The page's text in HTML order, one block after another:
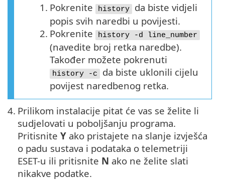
1. Pokrenite history
da biste vidjeli
popis svih naredbi u povijesti.
2. Pokrenite history -d line_number
(navedite broj retka naredbe).
Također možete pokrenuti
history -c
da biste uklonili cijelu
povijest naredbenog retka.
4. Prilikom instalacije pitat će vas se želite li
sudjelovati u poboljšanju programa.
Pritisnite Y ako pristajete na slanje izvješća
o padu sustava i podataka o telemetriji
ESET-u ili pritisnite N ako ne želite slati
nikakve podatke.